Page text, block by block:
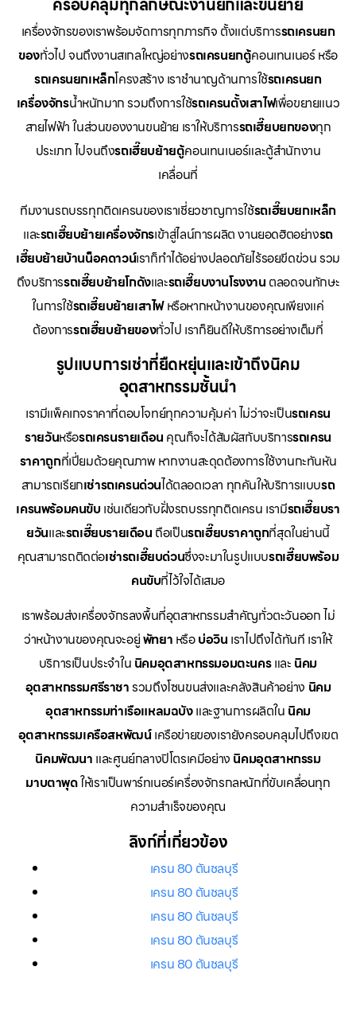
เครื่องจักรของเราพร้อมจัดการทุกภารกิจ ตั้งแต่บริการรถเครนยก
ของทั่วไป จนถึงงานสเกลใหญ่อย่างรถเครนยกตู้คอนเทนเนอร์ หรือ
รถเครนยกเหล็กโครงสร้าง เราชำนาญด้านการใช้รถเครนยก
เครื่องจักรน้ำหนักมาก รวมถึงการใช้รถเครนตั้งเสาไฟเพื่อขยายแนว
สายไฟฟ้า ในส่วนของงานขนย้าย เราให้บริการรถเฮี๊ยบยกของทุก
ประเภท ไปจนถึงรถเฮี๊ยบย้ายตู้คอนเทนเนอร์และตู้สำนักงาน
เคลื่อนที่
ทีมงานรถบรรทุกติดเครนของเราเชี่ยวชาญการใช้รถเฮี๊ยบยกเหล็ก
และรถเฮี๊ยบย้ายเครื่องจักรเข้าสู่ไลน์การผลิต งานยอดฮิตอย่างรถ
เฮี๊ยบย้ายบ้านน็อคดาวน์เราก็ทำได้อย่างปลอดภัยไร้รอยขีดข่วน รวม
ถึงบริการรถเฮี๊ยบย้ายโกดังและรถเฮี๊ยบงานโรงงาน ตลอดจนทักษะ
ในการใช้รถเฮี๊ยบย้ายเสาไฟหรือหากหน้างานของคุณเพียงแค่
ต้องการรถเฮี๊ยบย้ายของทั่วไป เราก็ยินดีให้บริการอย่างเต็มที่
รูปแบบการเช่าที่ยืดหยุ่นและเข้าถึงนิคม
อุตสาหกรรมชั้นนำ
เรามีแพ็คเกจราคาที่ตอบโจทย์ทุกความคุ้มค่า ไม่ว่าจะเป็นรถเครน
รายวันหรือรถเครนรายเดือน คุณก็จะได้สัมผัสกับบริการรถเครน
ราคาถูกที่เปี่ยมด้วยคุณภาพ หากงานสะดุดต้องการใช้งานกะทันหัน
สามารถเรียกเช่ารถเครนด่วนได้ตลอดเวลา ทุกคันให้บริการแบบรถ
เครนพร้อมคนขับ เช่นเดียวกับฝั่งรถบรรทุกติดเครน เรามีรถเฮี๊ยบรา
ยวันและรถเฮี๊ยบรายเดือน ถือเป็นรถเฮี๊ยบราคาถูกที่สุดในย่านนี้
คุณสามารถติดต่อเช่ารถเฮี๊ยบด่วนซึ่งจะมาในรูปแบบรถเฮี๊ยบพร้อม
คนขับที่ไว้ใจได้เสมอ
เราพร้อมส่งเครื่องจักรลงพื้นที่อุตสาหกรรมสำคัญทั่วตะวันออก ไม่
ว่าหน้างานของคุณจะอยู่พัทยา หรือบ่อวิน เราไปถึงได้ทันที เราให้
บริการเป็นประจำใน นิคมอุตสาหกรรมอมตะนครและ นิคม
อุตสาหกรรมศรีราชารวมถึงโซนขนส่งและคลังสินค้าอย่าง นิคม
อุตสาหกรรมท่าเรือแหลมฉบังและฐานการผลิตใน นิคม
อุตสาหกรรมเครือสหพัฒน์เครือข่ายของเรายังครอบคลุมไปถึงเขต
นิคมพัฒนา และศูนย์กลางปิโตรเคมีอย่าง นิคมอุตสาหกรรม
มาบตาพุดให้เราเป็นพาร์ทเนอร์เครื่องจักรกลหนักที่ขับเคลื่อนทุก
ความสำเร็จของคุณ
ลิงก์ที่เกี่ยวข้อง
เครน 80 ตันชลบุรี
เครน 80 ตันชลบุรี
เครน 80 ตันชลบุรี
เครน 80 ตันชลบุรี
เครน 80 ตันชลบุรี